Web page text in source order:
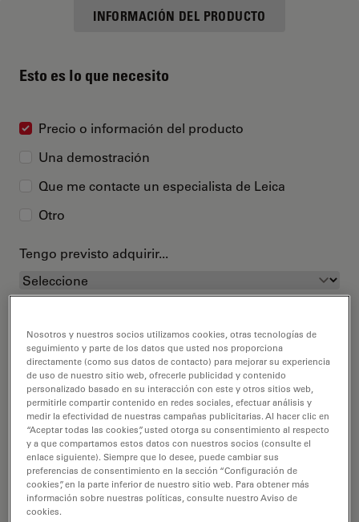
INFORMACIÓN DEL PRODUCTO
Esto es lo que necesito
Precio o información del producto
Una demostración
Que me contacte un especialista de Leica
Otro
Tengo previsto adquirir...
Este es mi perfil
Título académico opcional
Nombre
Nosotros y nuestros socios utilizamos cookies, otras tecnologías de
seguimiento y parte de los datos que usted nos proporciona
directamente (como sus datos de contacto) para mejorar su experiencia
de uso de nuestro sitio web, ofrecerle publicidad y contenido
personalizado basado en su interacción con este y otros sitios web,
permitirle compartir contenido en redes sociales, efectuar análisis y
medir la efectividad de nuestras campañas publicitarias. Al hacer clic en
“Aceptar todas las cookies”, usted otorga su consentimiento al respecto
y a que compartamos estos datos con nuestros socios (consulte el
enlace siguiente). Siempre que lo desee, puede cambiar sus
preferencias de consentimiento en la sección “Configuración de
cookies”, en la parte inferior de nuestro sitio web. Para obtener más
información sobre nuestras políticas, consulte nuestro Aviso de
cookies.